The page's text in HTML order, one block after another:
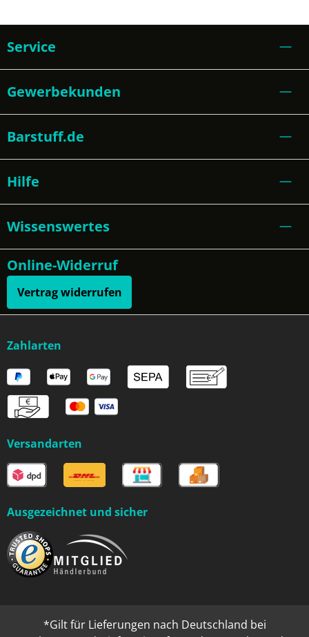
Service
Gewerbekunden
Barstuff.de
Hilfe
Wissenswertes
Online-Widerruf
Vertrag widerrufen
Zahlarten
Versandarten
Ausgezeichnet und sicher
*Gilt für Lieferungen nach Deutschland bei